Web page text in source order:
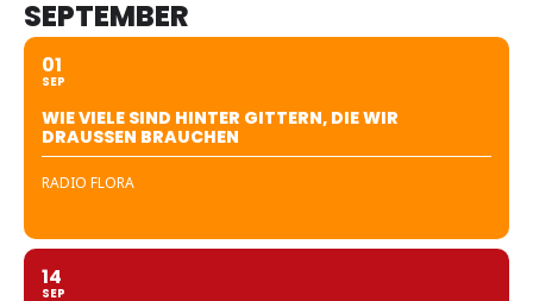
SEPTEMBER
01
SEP
WIE VIELE SIND HINTER GITTERN, DIE WIR
DRAUSSEN BRAUCHEN
RADIO FLORA
14
SEP